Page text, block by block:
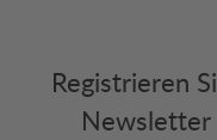
Registrieren
Newsletter